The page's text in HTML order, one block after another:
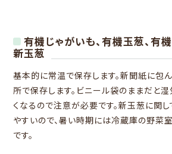
有機じゃがいも、有機玉葱、有
新玉葱
基本的に常温で保存します。新聞紙に包
所で保存します。ビニール袋のままだと
くなるので注意が必要です。新玉葱に関し
やすいので、暑い時期には冷蔵庫の野菜
です。